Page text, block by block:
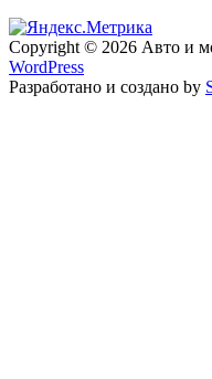
Copyright © 2026 Авто и
WordPress
Разработано и создано by